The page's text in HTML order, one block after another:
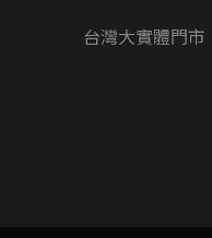
台灣大實體門市